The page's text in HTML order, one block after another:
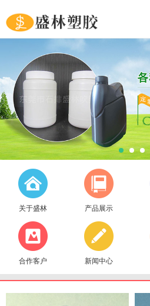
关于盛林 产品展示
合作客户 新闻中心